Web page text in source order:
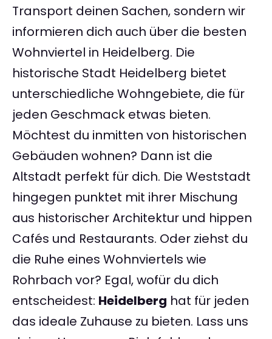
Transport deinen Sachen, sondern wir
informieren dich auch über die besten
Wohnviertel in Heidelberg. Die
historische Stadt Heidelberg bietet
unterschiedliche Wohngebiete, die für
jeden Geschmack etwas bieten.
Möchtest du inmitten von historischen
Gebäuden wohnen? Dann ist die
Altstadt perfekt für dich. Die Weststadt
hingegen punktet mit ihrer Mischung
aus historischer Architektur und hippen
Cafés und Restaurants. Oder ziehst du
die Ruhe eines Wohnviertels wie
Rohrbach vor? Egal, wofür du dich
entscheidest: Heidelberg hat für jeden
das ideale Zuhause zu bieten. Lass uns